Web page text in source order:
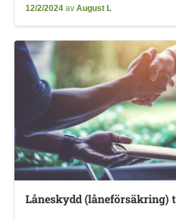
12/2/2024 av August L
Låneskydd